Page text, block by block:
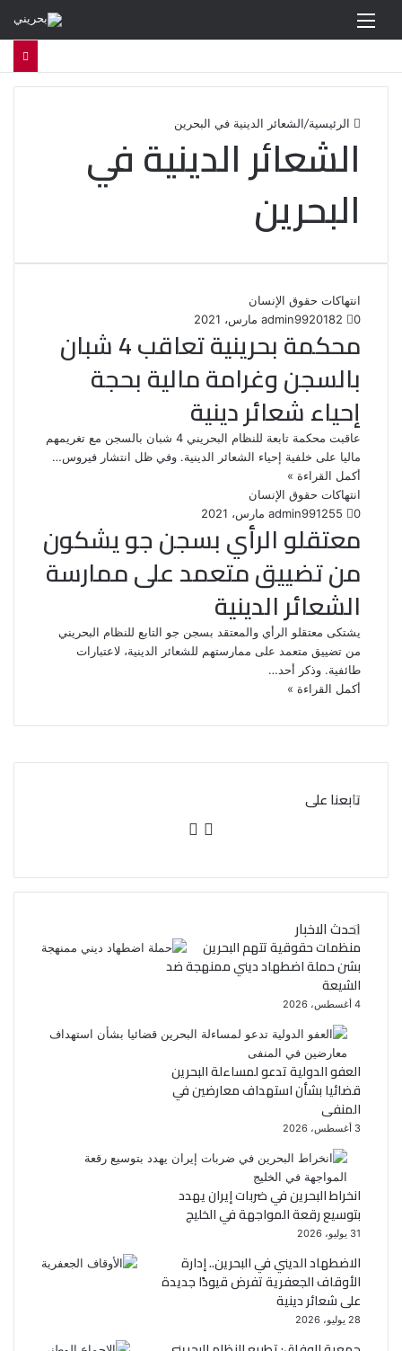
الرئيسية/الشعائر الدينية في البحرين
الشعائر الدينية في
البحرين
انتهاكات حقوق الإنسان
admin9920 مارس، 2021 0
محكمة بحرينية تعاقب 4 شبان
بالسجن وغرامة مالية بحجة
إحياء شعائر دينية
عاقبت محكمة تابعة للنظام البحريني 4 شبان بالسجن مع تغريمهم
ماليا على خلفية إحياء الشعائر الدينية. وفي ظل انتشار فيروس…
أكمل القراءة »
انتهاكات حقوق الإنسان
admin991 مارس، 2021 0
معتقلو الرأي بسجن جو يشكون
من تضييق متعمد على ممارسة
الشعائر الدينية
يشتكى معتقلو الرأي والمعتقد بسجن جو التابع للنظام البحريني
من تضييق متعمد على ممارستهم للشعائر الدينية، لاعتبارات
طائفية. وذكر أحد…
أكمل القراءة »
تابعنا على
ف
و
ت
ر
احدث الاخبار
منظمات حقوقية تتهم البحرين
بشن حملة اضطهاد ديني ممنهجة ضد
الشيعة
4 أغسطس، 2026
العفو الدولية تدعو لمساءلة البحرين
قضائيا بشأن استهداف معارضين في
المنفى
3 أغسطس، 2026
انخراط البحرين في ضربات إيران يهدد
بتوسيع رقعة المواجهة في الخليج
31 يوليو، 2026
الاضطهاد الديني في البحرين.. إدارة
الأوقاف الجعفرية تفرض قيودًا جديدة
على شعائر دينية
28 يوليو، 2026